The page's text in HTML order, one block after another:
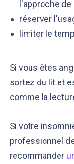
l'approche
réserver
limiter le
Si vous êtes
sortez du lit et
comme la
Si votre
professionnel
recommander